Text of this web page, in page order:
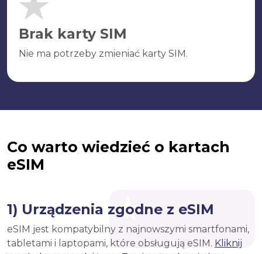
Brak karty SIM
Nie ma potrzeby zmieniać karty SIM.
Co warto wiedzieć o kartach
eSIM
1) Urządzenia zgodne z eSIM
eSIM jest kompatybilny z najnowszymi smartfonami,
tabletami i laptopami, które obsługują eSIM. Kliknij